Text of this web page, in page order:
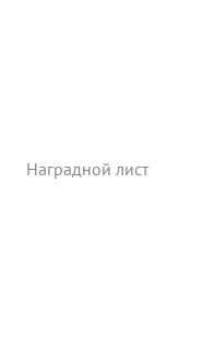
Наградной лист